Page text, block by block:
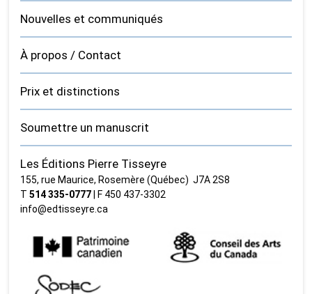
Nouvelles et communiqués
À propos / Contact
Prix et distinctions
Soumettre un manuscrit
Les Éditions Pierre Tisseyre
155, rue Maurice, Rosemère (Québec) J7A 2S8
T514 335‑0777 | F 450 437‑3302
info@edtisseyre.ca